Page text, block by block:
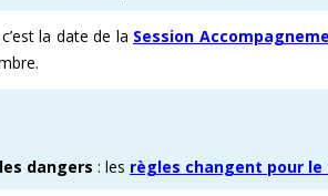
la date de la Session
dangers : les règles changent pour